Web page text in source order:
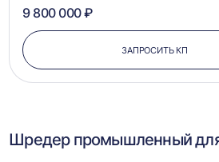
9 800 000 ₽
ЗАПРОСИТЬ КП
Шредер промышленный